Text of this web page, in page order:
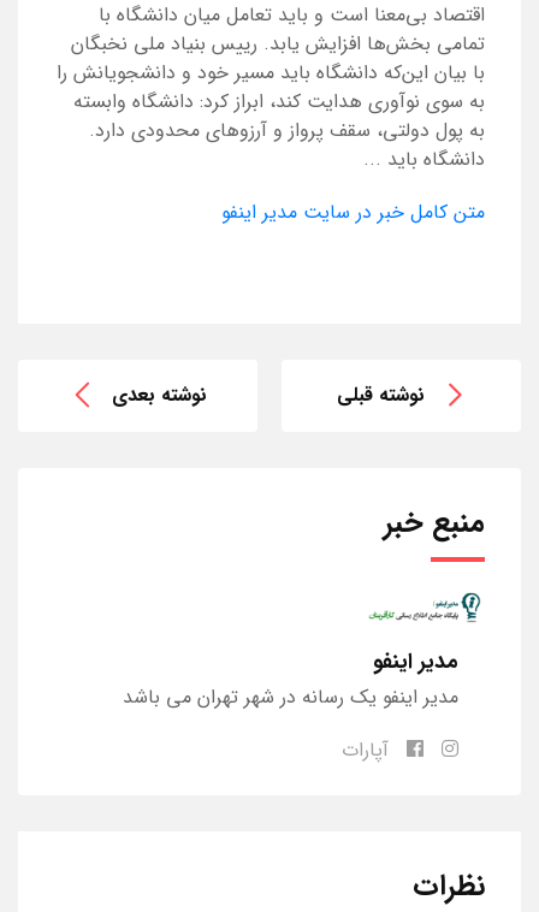
اقتصاد بی‌معنا است و باید تعامل میان دانشگاه با
تمامی بخش‌ها افزایش یابد. رییس بنیاد ملی نخبگان
با بیان این‌که دانشگاه باید مسیر خود و دانشجویانش را
به سوی نوآوری هدایت کند، ابراز کرد: دانشگاه وابسته
به پول دولتی، سقف پرواز و آرزوهای محدودی دارد.
دانشگاه باید ...
متن کامل خبر در سایت مدیر اینفو
نوشته قبلی نوشته بعدی
منبع خبر
مدیر اینفو
مدیر اینفو یک رسانه در شهر تهران می باشد
آپارات
نظرات